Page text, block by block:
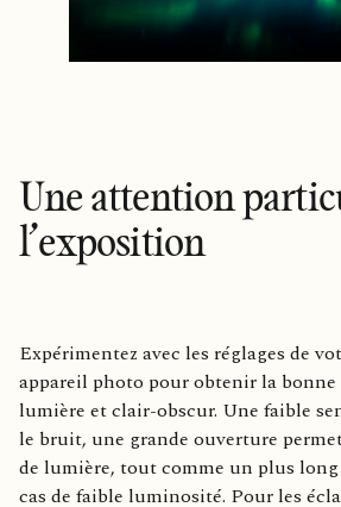
Une attention
l’exposition
Expérimentez avec les réglages de
appareil photo pour obtenir la bonne
lumière et clair-obscur. Une faible
le bruit, une grande ouverture
de lumière, tout comme un plus long
cas de faible luminosité. Pour les